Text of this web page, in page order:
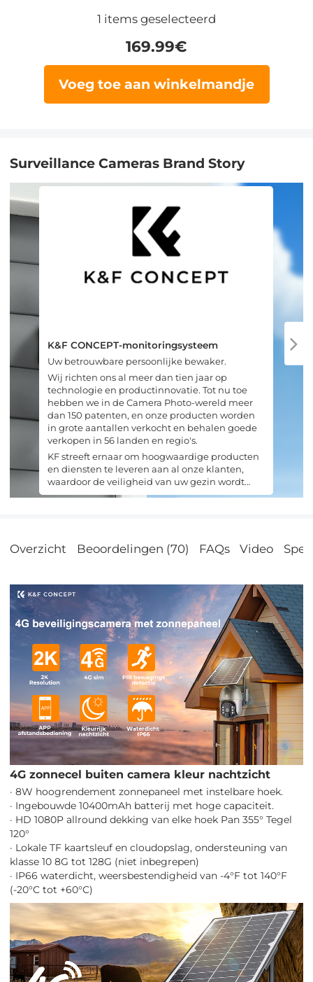
1 items geselecteerd
169.99€
Voeg toe aan winkelmandje
Surveillance Cameras Brand Story
K&F CONCEPT-monitoringsysteem
Uw betrouwbare persoonlijke bewaker.
Wij richten ons al meer dan tien jaar op
technologie en productinnovatie. Tot nu toe
hebben we in de Camera Photo-wereld meer
dan 150 patenten, en onze producten worden
in grote aantallen verkocht en behalen goede
verkopen in 56 landen en regio's.
KF streeft ernaar om hoogwaardige producten
en diensten te leveren aan al onze klanten,
waardoor de veiligheid van uw gezin wordt
gegarandeerd.
Overzicht Beoordelingen (70) FAQs Video
4G zonnecel buiten camera kleur nachtzicht
· 8W hoogrendement zonnepaneel met instelbare hoek.
· Ingebouwde 10400mAh batterij met hoge capaciteit.
· HD 1080P allround dekking van elke hoek Pan 355° Tegel
120°
· Lokale TF kaartsleuf en cloudopslag, ondersteuning van
klasse 10 8G tot 128G (niet inbegrepen)
· IP66 waterdicht, weersbestendigheid van -4°F tot 140°F
(-20°C tot +60°C)